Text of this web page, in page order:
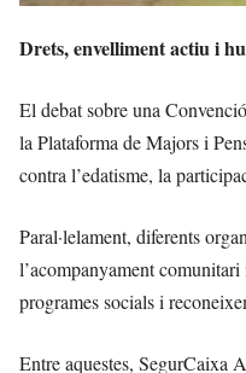
Drets, envelliment actiu i
El debat sobre una
la Plataforma de Majors i
contra l’edatisme, la
Paral·lelament, diferents
l’acompanyament
programes socials i
Entre aquestes, SegurCaixa